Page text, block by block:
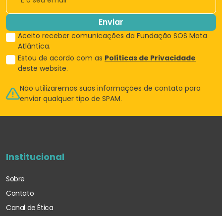
Enviar
Aceito receber comunicações da Fundação SOS Mata
Atlântica.
Estou de acordo com as Políticas de Privacidade
deste website.
Não utilizaremos suas informações de contato para
enviar qualquer tipo de SPAM.
Institucional
Sobre
Contato
Canal de Ética